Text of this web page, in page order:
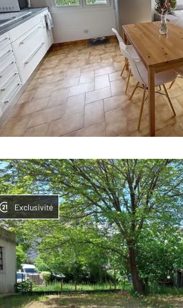
Exclusivité